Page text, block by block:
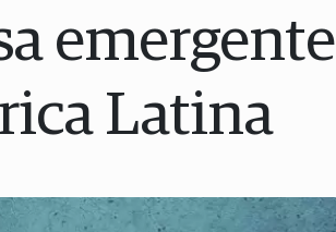
emergente
Latina